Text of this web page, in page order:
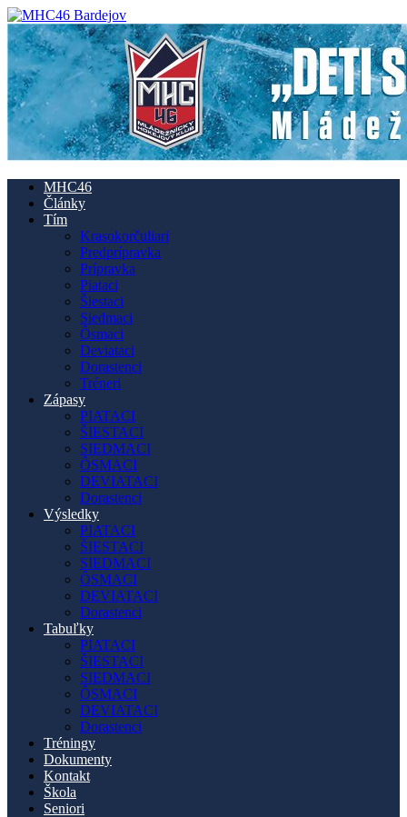
MHC46
Články
Tím
Krasokorčuliari
Predprípravka
Prípravka
Piataci
Šiestaci
Siedmaci
Ôsmaci
Deviataci
Dorastenci
Tréneri
Zápasy
PIATACI
ŠIESTACI
SIEDMACI
ÔSMACI
DEVIATACI
Dorastenci
Výsledky
PIATACI
ŠIESTACI
SIEDMACI
ÔSMACI
DEVIATACI
Dorastenci
Tabuľky
PIATACI
ŠIESTACI
SIEDMACI
ÔSMACI
DEVIATACI
Dorastenci
Tréningy
Dokumenty
Kontakt
Škola
Seniori